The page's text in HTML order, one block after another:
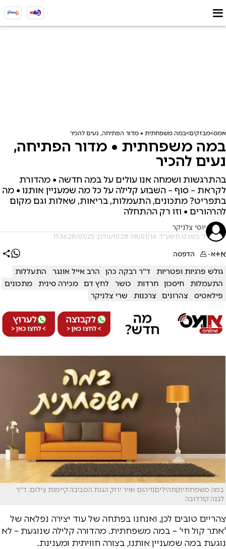
אמס מבזקים במה משפחתית • מדור הפתיחה, נעים להכיר
במה משפחתית • מדור הפתיחה,
נעים להכיר
בהתרגשות ושמחה אנו עולים על במה חדשה • מהדורת
לקראת – סוף – השבוע קלילה על כל מה שמעניין אותנו • מה
בתפריט? מתכונים, התעמלות, בריאות, שאלות וגם מקום
להרהורים • וזו רק ההתחלה
יוסי צלניקר
ז' בשבט תשע"ד, 08/01/14 10:28 עודכן: 28/01/25 11:36
א+א- הדפסה
גולש פרגיות ופטריות ד''ר רבקה כהן הרב אייל אונגר
התעללות
התעמלות
חיסכון חרדות כושר לחץ דם מכירה סינית
מתכונים
פילאטיס
צהרונים צרכנות שרי צלניקר
במה משפחתית|תהילים|זיהום אויר ירוק הגנת הסביבה קיימות צילום: ד''ר
לבנה קורדובה
צהריים טובים לכן, ואנחנו בפתחה של עוד יצירה נפלאה של
'אתר קול חי' – במה משפחתית. מהדורה קלילה שנוגעת – לא
נוגעת במה שמעניין אותנו, בצורה חוויתית ומענינת.